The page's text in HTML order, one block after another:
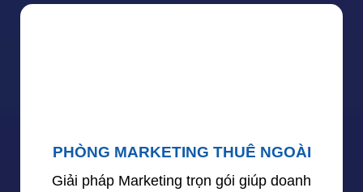
PHÒNG MARKETING THUÊ NGOÀI
Giải pháp Marketing trọn gói giúp doanh